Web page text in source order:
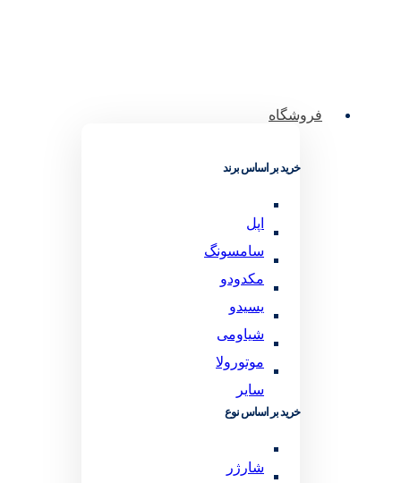
فروشگاه
خرید بر اساس برند
اپل
سامسونگ
مکدودو
یسیدو
شیاومی
موتورولا
سایر
خرید بر اساس نوع
شارژر